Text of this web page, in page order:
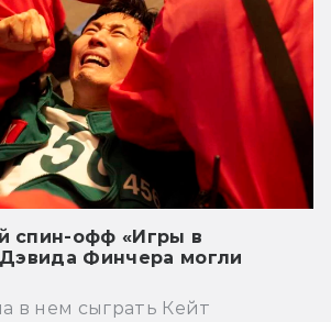
спин-офф «Игры в
Финчера могли
в нем сыграть Кейт